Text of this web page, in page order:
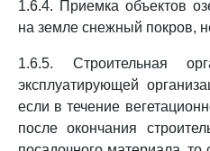
1.6.4. Приемка объектов
на земле снежный покров,
1.6.5. Строительная
эксплуатирующей
если в течение
после окончания